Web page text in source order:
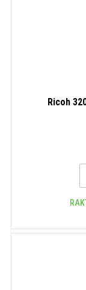
Ricoh